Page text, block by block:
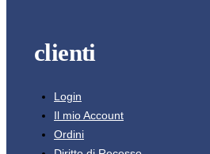
clienti
Login
Il mio Account
Ordini